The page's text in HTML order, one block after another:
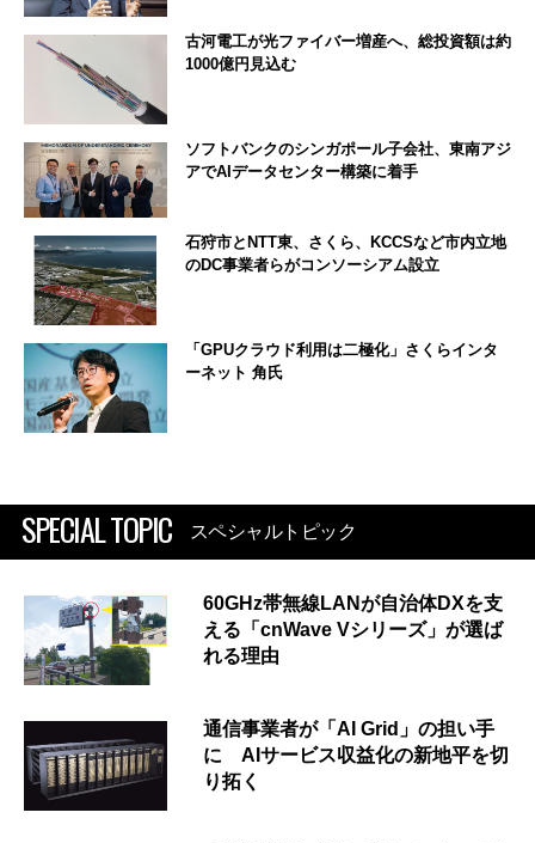
古河電工が光ファイバー増産へ、総投資額は約
1000億円見込む
ソフトバンクのシンガポール子会社、東南アジ
アでAIデータセンター構築に着手
石狩市とNTT東、さくら、KCCSなど市内立地
のDC事業者らがコンソーシアム設立
「GPUクラウド利用は二極化」さくらインタ
ーネット 角氏
SPECIAL TOPIC スペシャルトピック
60GHz帯無線LANが自治体DXを支
える「cnWave Vシリーズ」が選ば
れる理由
通信事業者が「AI Grid」の担い手
に AIサービス収益化の新地平を切
り拓く